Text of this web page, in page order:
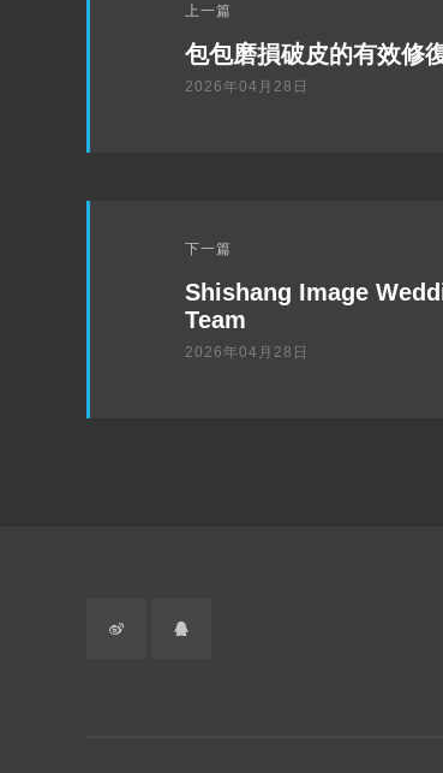
上一篇
包包磨損破皮的有效修
2026年04月28日
下一篇
Shishang Image
Team
2026年04月28日
微 QQ